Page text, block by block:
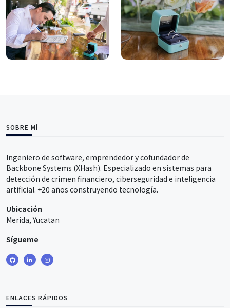
SOBRE MÍ
Ingeniero de software, emprendedor y cofundador de
Backbone Systems (XHash). Especializado en sistemas para
detección de crimen financiero, ciberseguridad e inteligencia
artificial. +20 años construyendo tecnología.
Ubicación
Merida, Yucatan
Sígueme
ENLACES RÁPIDOS